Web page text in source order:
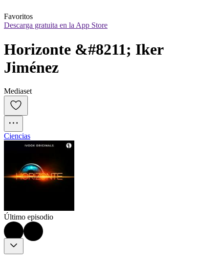
Favoritos
Descarga gratuita en la App Store
Horizonte &#8211; Iker
Jiménez
Mediaset
Ciencias
Último episodio